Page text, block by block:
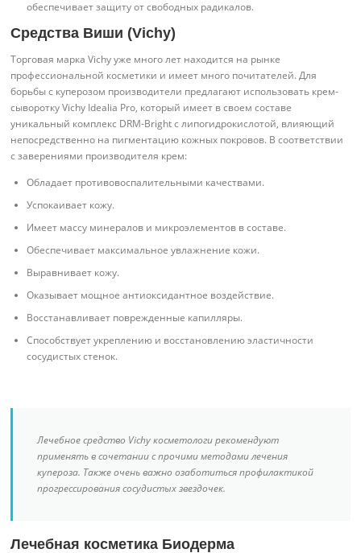
обеспечивает защиту от свободных радикалов.
Средства Виши (Vichy)
Торговая марка Vichy уже много лет находится на рынке
профессиональной косметики и имеет много почитателей. Для
борьбы с куперозом производители предлагают использовать крем-
сыворотку Vichy Idealia Pro, который имеет в своем составе
уникальный комплекс DRM-Bright c липогидрокислотой, влияющий
непосредственно на пигментацию кожных покровов. В соответствии
с заверениями производителя крем:
Обладает противовоспалительными качествами.
Успокаивает кожу.
Имеет массу минералов и микроэлементов в составе.
Обеспечивает максимальное увлажнение кожи.
Выравнивает кожу.
Оказывает мощное антиоксидантное воздействие.
Восстанавливает поврежденные капилляры.
Способствует укреплению и восстановлению эластичности
сосудистых стенок.
Лечебное средство Vichy косметологи рекомендуют
применять в сочетании с прочими методами лечения
купероза. Также очень важно озаботиться профилактикой
прогрессирования сосудистых звездочек.
Лечебная косметика Биодерма